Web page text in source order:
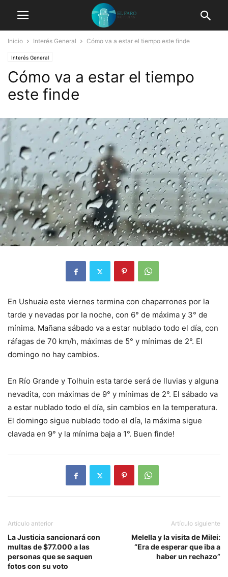
Inicio Interés General Cómo va a estar el tiempo este finde
Interés General
Cómo va a estar el tiempo
este finde
En Ushuaia este viernes termina con chaparrones por la
tarde y nevadas por la noche, con 6° de máxima y 3° de
mínima. Mañana sábado va a estar nublado todo el día, con
ráfagas de 70 km/h, máximas de 5° y mínimas de 2°. El
domingo no hay cambios.
En Río Grande y Tolhuin esta tarde será de lluvias y alguna
nevadita, con máximas de 9° y mínimas de 2°. El sábado va
a estar nublado todo el día, sin cambios en la temperatura.
El domingo sigue nublado todo el día, la máxima sigue
clavada en 9° y la mínima baja a 1°. Buen finde!
Artículo anterior
La Justicia sancionará con
multas de $77.000 a las
personas que se saquen
fotos con su voto
Artículo siguiente
Melella y la visita de Milei:
“Era de esperar que iba a
haber un rechazo”